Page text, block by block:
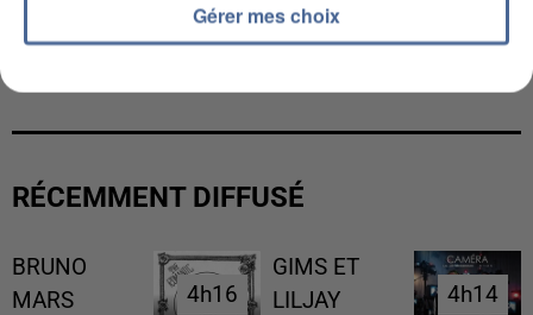
L’UN DES FONDATEURS SUPPOSÉS DE LA DZ
RÉCEMMENT DIFFUSÉ
BRUNO
MARS
4h16
4h16
GIMS ET
LILJAY
4h14
4h14
Gérer mes choix